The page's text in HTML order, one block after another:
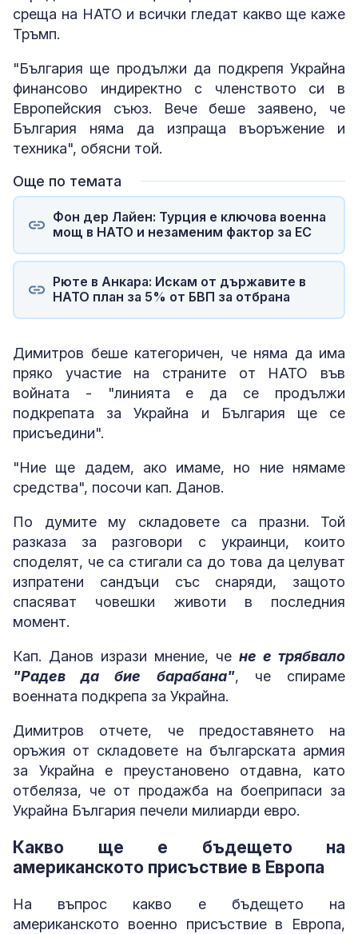
среща на НАТО и всички гледат какво ще каже
Тръмп.
"България ще продължи да подкрепя Украйна
финансово индиректно с членството си в
Европейския съюз. Вече беше заявено, че
България няма да изпраща въоръжение и
техника", обясни той.
Още по темата
Фон дер Лайен: Турция е ключова военна
мощ в НАТО и незаменим фактор за ЕС
Рюте в Анкара: Искам от държавите в
НАТО план за 5% от БВП за отбрана
Димитров беше категоричен, че няма да има
пряко участие на страните от НАТО във
войната - "линията е да се продължи
подкрепата за Украйна и България ще се
присъедини".
"Ние ще дадем, ако имаме, но ние нямаме
средства", посочи кап. Данов.
По думите му складовете са празни. Той
разказа за разговори с украинци, които
споделят, че са стигали са до това да целуват
изпратени сандъци със снаряди, защото
спасяват човешки животи в последния
момент.
Кап. Данов изрази мнение, че не е трябвало
"Радев да бие барабана", че спираме
военната подкрепа за Украйна.
Димитров отчете, че предоставянето на
оръжия от складовете на българската армия
за Украйна е преустановено отдавна, като
отбеляза, че от продажба на боеприпаси за
Украйна България печели милиарди евро.
Какво ще е бъдещето на
американското присъствие в Европа
На въпрос какво е бъдещето на
американското военно присъствие в Европа,